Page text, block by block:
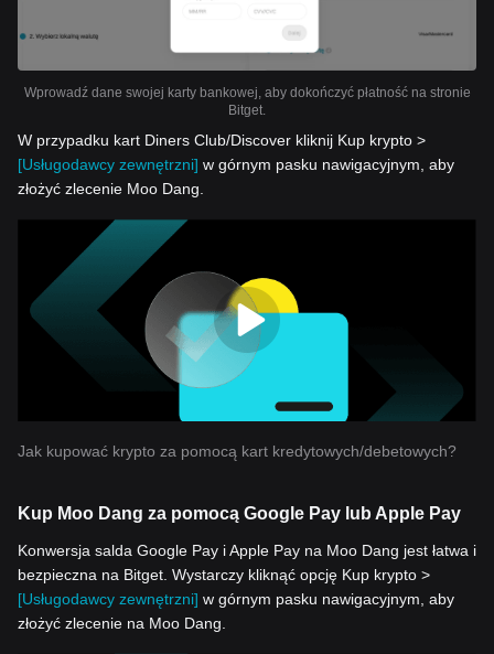
Wprowadź dane swojej karty bankowej, aby dokończyć płatność na stronie
Bitget.
W przypadku kart Diners Club/Discover kliknij Kup krypto >
[Usługodawcy zewnętrzni] w górnym pasku nawigacyjnym, aby
złożyć zlecenie Moo Dang.
Jak kupować krypto za pomocą kart kredytowych/debetowych?
Kup Moo Dang za pomocą Google Pay lub Apple Pay
Konwersja salda Google Pay i Apple Pay na Moo Dang jest łatwa i
bezpieczna na Bitget. Wystarczy kliknąć opcję Kup krypto >
[Usługodawcy zewnętrzni] w górnym pasku nawigacyjnym, aby
złożyć zlecenie na Moo Dang.